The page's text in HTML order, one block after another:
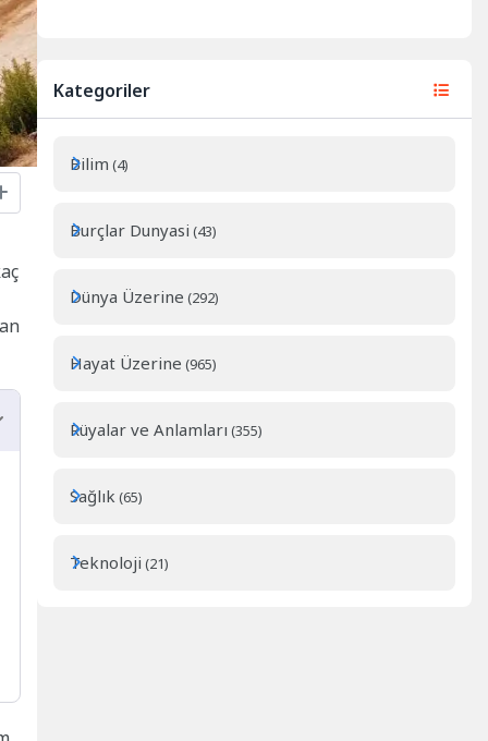
Kategoriler
Bilim (4)
Burçlar Dunyasi (43)
Dünya Üzerine (292)
Hayat Üzerine (965)
Rüyalar ve Anlamları (355)
Sağlık (65)
Teknoloji (21)